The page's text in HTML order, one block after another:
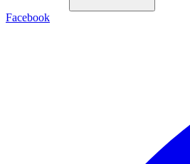
Facebook